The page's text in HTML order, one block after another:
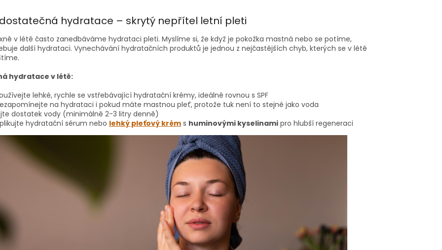
hydratace – skrytý nepřítel letní pleti
v létě často zanedbáváme hydrataci pleti. Myslíme si, že když je pokožka mastná nebo se potíme,
další hydrataci. Vynechávání hydratačních produktů je jednou z nejčastějších chyb, kterých se v létě
hydratace v létě:
lehké, rychle se vstřebávající hydratační krémy, ideálně rovnou s SPF
na hydrataci i pokud máte mastnou pleť, protože tuk není to stejné jako voda
dostatek vody (minimálně 2-3 litry denně)
hydratační sérum nebo lehký pleťový krém s huminovými kyselinami pro hlubší regeneraci